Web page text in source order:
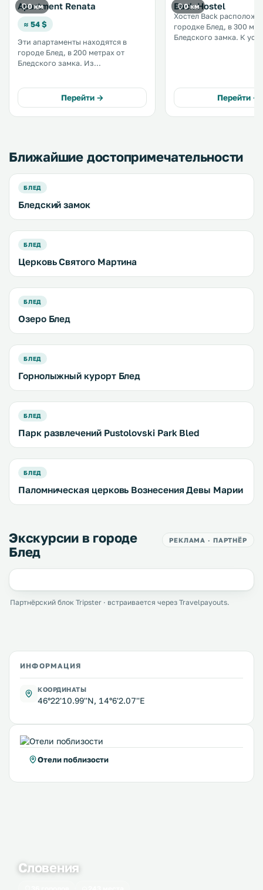
0 км
Apartment Renata
≈ 54 $
Эти апартаменты находятся в
городе Блед, в 200 метрах от
Бледского замка. Из
комплекс города Блед
расположен в 900 метрах.
Предоставляется бесплатный Wi-
Перейти →
0 км
Back Hostel
Хостел Back
городке Блед, в 300
Бледского замка. К услугам гостей
хостеле работает бар. В хостеле
обустроена общая. . . .
Перейти →
Ближайшие достопримечательности
БЛЕД
Бледский замок
БЛЕД
Церковь Святого Мартина
БЛЕД
Озеро Блед
БЛЕД
Горнолыжный курорт Блед
БЛЕД
Парк развлечений Pustolovski Park Bled
БЛЕД
Паломническая церковь Вознесения Девы Марии
Экскурсии в городе
Блед
РЕКЛАМА · ПАРТНЁР
Партнёрский блок Tripster · встраивается через Travelpayouts.
ИНФОРМАЦИЯ
КООРДИНАТЫ
46°22'10.99''N, 14°6'2.07''E
Отели поблизости
Словения